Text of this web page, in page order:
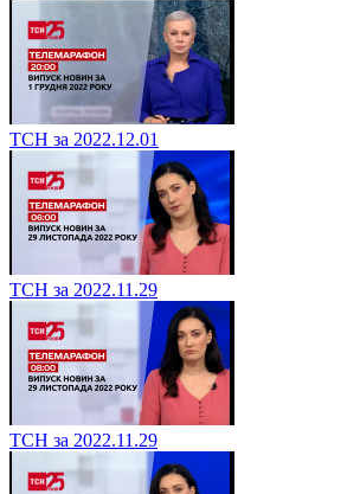
ТСН за 2022.12.01
ТСН за 2022.11.29
ТСН за 2022.11.29